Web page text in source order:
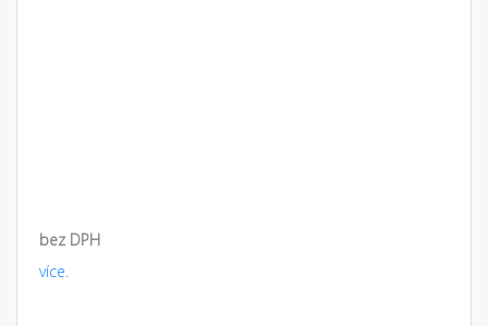
bez DPH
více.